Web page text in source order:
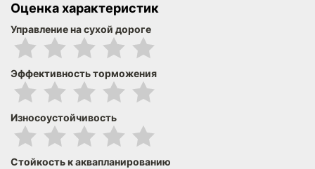
Оценка характеристик
Управление на сухой дороге
Эффективность торможения
Износоустойчивость
Стойкость к аквапланированию